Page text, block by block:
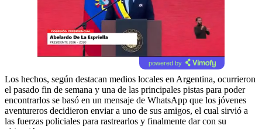
powered by
Los hechos, según destacan medios locales en Argentina, ocurrieron
el pasado fin de semana y una de las principales pistas para poder
encontrarlos se basó en un mensaje de WhatsApp que los jóvenes
aventureros decidieron enviar a uno de sus amigos, el cual sirvió a
las fuerzas policiales para rastrearlos y finalmente dar con su